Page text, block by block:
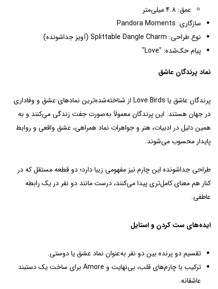
عمق: 4.8 میلی‌متر
سازگاری: Pandora Moments
نوع طراحی: Splittable Dangle Charm (آویز جداشونده)
پیام حک‌شده: "Love"
نماد پرندگان عاشق
پرندگان عاشق یا Love Birds از شناخته‌شده‌ترین نمادهای عشق و وفاداری
در جهان هستند. این پرندگان معمولاً به‌صورت جفت زندگی می‌کنند و به
همین دلیل در ادبیات، هنر و جواهرات نماد همراهی، عشق واقعی و روابط
پایدار محسوب می‌شوند.
طراحی جداشونده این چارم نیز مفهومی زیبا دارد؛ دو قطعه مستقل که در
کنار هم معنای کامل‌تری پیدا می‌کنند، درست مانند دو نفر در یک رابطه
عاطفی.
ایده‌های ست کردن و استایل
تقسیم دو پرنده بین دو نفر به‌عنوان نماد عشق یا دوستی.
ترکیب با چارم‌های قلب، بی‌نهایت و Amore برای ساخت یک دستبند
عاشقانه.